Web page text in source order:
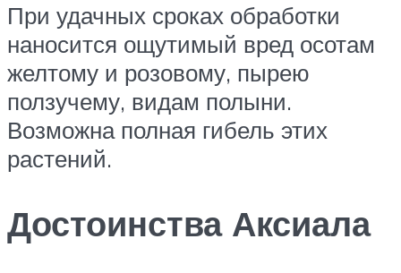
При удачных сроках обработки
наносится ощутимый вред осотам
желтому и розовому, пырею
ползучему, видам полыни.
Возможна полная гибель этих
растений.
Достоинства Аксиала